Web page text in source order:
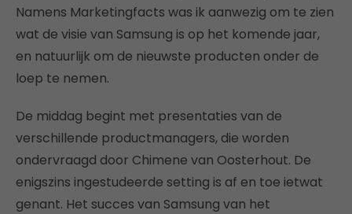
Namens Marketingfacts was ik aanwezig om te zien
wat de visie van Samsung is op het komende jaar,
en natuurlijk om de nieuwste producten onder de
loep te nemen.
De middag begint met presentaties van de
verschillende productmanagers, die worden
ondervraagd door Chimene van Oosterhout. De
enigszins ingestudeerde setting is af en toe ietwat
genant. Het succes van Samsung van het